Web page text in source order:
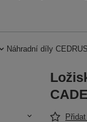
Náhradní díly